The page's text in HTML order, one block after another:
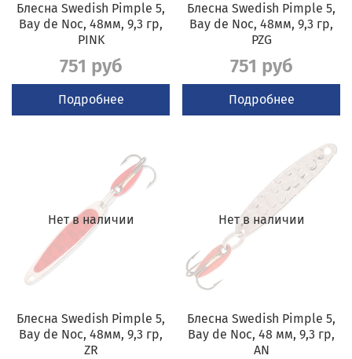
Блесна Swedish Pimple 5,
Bay de Noc, 48мм, 9,3 гр,
PINK
751 руб
Подробнее
Блесна Swedish Pimple 5,
Bay de Noc, 48мм, 9,3 гр,
PZG
751 руб
Подробнее
Нет в наличии
Блесна Swedish Pimple 5,
Bay de Noc, 48мм, 9,3 гр,
ZR
Нет в наличии
Блесна Swedish Pimple 5,
Bay de Noc, 48 мм, 9,3 гр,
AN